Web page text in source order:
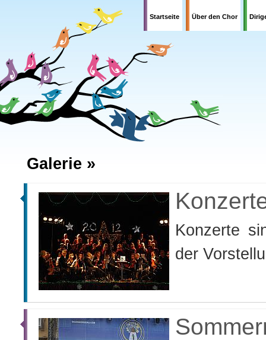
Startseite Über den Chor
Galerie »
Konzerte sind für die Choristen die beste Form
der